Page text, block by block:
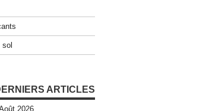
ARTICLES
2026